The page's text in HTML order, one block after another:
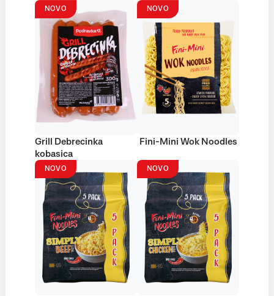
NOVO
Grill Debrecinka
kobasica
NOVO
Fini-Mini Wok Noodles
NOVO NOVO